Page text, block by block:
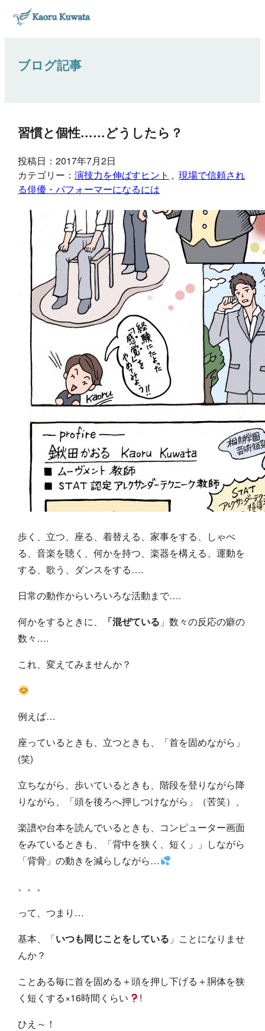
ブログ記事
習慣と個性……どうしたら？
投稿日：2017年7月2日
カテゴリー：演技力を伸ばすヒント , 現場で信頼され
る俳優・パフォーマーになるには
歩く、立つ、座る、着替える、家事をする、しゃべ
る、音楽を聴く、何かを持つ、楽器を構える、運動を
する、歌う、ダンスをする….
日常の動作からいろいろな活動まで….
何かをするときに、
「混ぜている 」数々の反応の癖の
数々….
これ、変えてみませんか？
例えば…
座っているときも、立つときも、「首を固めながら」
(笑)
立ちながら、歩いているときも、階段を登りながら降
りながら、「頭を後ろへ押しつけながら」（苦笑）、
楽譜や台本を読んでいるときも、コンピューター画面
をみているときも、「背中を狭く、短く」」しながら
「背骨」の動きを減らしながら…
。。。
って、つまり…
基本、「いつも同じことをしている 」ことになりませ
んか？
ことある毎に首を固める＋頭を押し下げる＋胴体を狭
く短くする×16時間くらい
!
ひえ～！